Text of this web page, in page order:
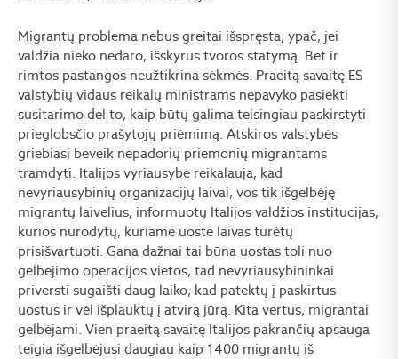
Migrantų problema nebus greitai išspręsta, ypač, jei
valdžia nieko nedaro, išskyrus tvoros statymą. Bet ir
rimtos pastangos neužtikrina sėkmės. Praeitą savaitę ES
valstybių vidaus reikalų ministrams nepavyko pasiekti
susitarimo dėl to, kaip būtų galima teisingiau paskirstyti
prieglobsčio prašytojų priėmimą. Atskiros valstybės
griebiasi beveik nepadorių priemonių migrantams
tramdyti. Italijos vyriausybė reikalauja, kad
nevyriausybinių organizacijų laivai, vos tik išgelbėję
migrantų laivelius, informuotų Italijos valdžios institucijas,
kurios nurodytų, kuriame uoste laivas turėtų
prisišvartuoti. Gana dažnai tai būna uostas toli nuo
gelbėjimo operacijos vietos, tad nevyriausybininkai
priversti sugaišti daug laiko, kad patektų į paskirtus
uostus ir vėl išplauktų į atvirą jūrą. Kita vertus, migrantai
gelbėjami. Vien praeitą savaitę Italijos pakrančių apsauga
teigia išgelbėjusi daugiau kaip 1400 migrantų iš